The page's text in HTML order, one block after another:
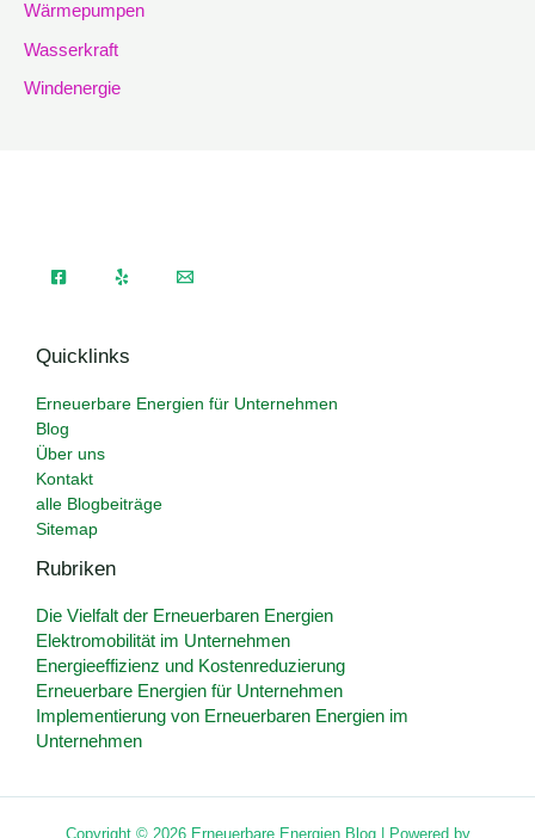
Wärmepumpen
Wasserkraft
Windenergie
Quicklinks
Erneuerbare Energien für Unternehmen
Blog
Über uns
Kontakt
alle Blogbeiträge
Sitemap
Rubriken
Die Vielfalt der Erneuerbaren Energien
Elektromobilität im Unternehmen
Energieeffizienz und Kostenreduzierung
Erneuerbare Energien für Unternehmen
Implementierung von Erneuerbaren Energien im
Unternehmen
Copyright © 2026 Erneuerbare Energien Blog | Powered by